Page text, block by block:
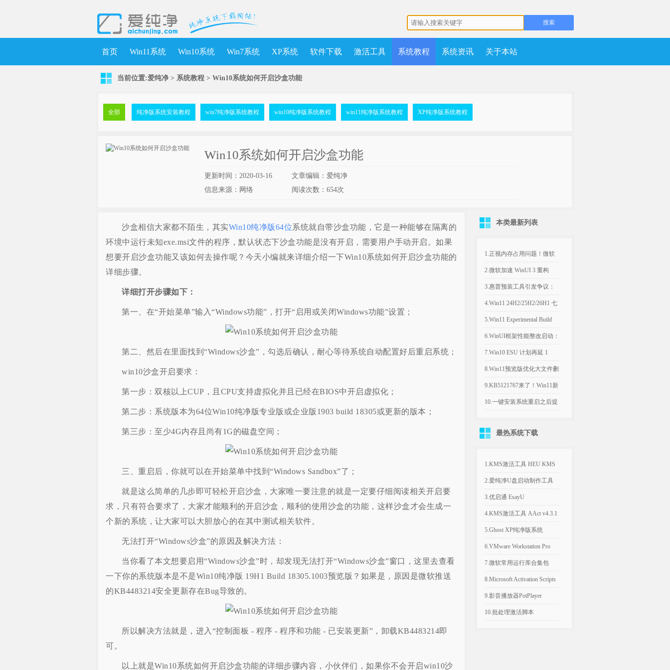
首页 Win11系统 Win10系统 Win7系统 XP系统 软件下载 激活工具 系统教程 系统资讯 关于本站
当前位置:爱纯净 > 系统教程 > Win10系统如何开启沙盒功能
全部 纯净版系统安装教程 win7纯净版系统教程 win10纯净版系统教程 win11纯净版系统教程 XP纯净版系统教程
Win10系统如何开启沙盒功能
更新时间：2020-03-16
文章编辑：爱纯净
信息来源：网络
阅读次数： 654次
沙盒相信大家都不陌生，其实Win10纯净版64位系统就自带沙盒功能，它是一种能够在隔离的
环境中运行未知exe.msi文件的程序，默认状态下沙盒功能是没有开启，需要用户手动开启。如果
想要开启沙盒功能又该如何去操作呢？今天小编就来详细介绍一下Win10系统如何开启沙盒功能的
详细步骤。
详细打开步骤如下：
第一、在“开始菜单”输入“Windows功能”，打开“启用或关闭Windows功能”设置；
第二、然后在里面找到“Windows沙盒”，勾选后确认，耐心等待系统自动配置好后重启系统；
win10沙盒开启要求：
第一步：双核以上CUP，且CPU支持虚拟化并且已经在BIOS中开启虚拟化；
第二步：系统版本为64位Win10纯净版专业版或企业版1903 build 18305或更新的版本；
第三步：至少4G内存且尚有1G的磁盘空间；
三、重启后，你就可以在开始菜单中找到“Windows Sandbox”了；
就是这么简单的几步即可轻松开启沙盒，大家唯一要注意的就是一定要仔细阅读相关开启要
求，只有符合要求了，大家才能顺利的开启沙盒，顺利的使用沙盒的功能，这样沙盒才会生成一
个新的系统，让大家可以大胆放心的在其中测试相关软件。
无法打开“Windows沙盒”的原因及解决方法：
当你看了本文想要启用“Windows沙盒”时，却发现无法打开“Windows沙盒”窗口，这里去查看
一下你的系统版本是不是Win10纯净版 19H1 Build 18305.1003预览版？如果是，原因是微软推送
的KB4483214安全更新存在Bug导致的。
所以解决方法就是，进入“控制面板 - 程序 - 程序和功能 - 已安装更新”，卸载KB4483214即
可。
以上就是Win10系统如何开启沙盒功能的详细步骤内容，小伙伴们，如果你不会开启win10沙
本类最新列表
1.正视内存占用问题！微软
计划年底优化Win11，改善
8GB设备运行体验
2.微软加速 WinUI 3 重构
Win11，深色属性界面仅是
开端
3.惠普预装工具引发争议：
Win11电脑反复推送弹窗，
引导设置Bing为默认搜索引
擎
4.Win11 24H2/25H2/26H1 七
月可选更新：文件管理器优
化文件大小单位
5.Win11 Experimental Build
29634.1000：新增语音访问
人声隔离
6.WinUI框架性能整改启动：
微软承认Win11内置应用内
存过高，底层优化前置
7.Win10 ESU 计划再延 1
年，支持期限至 2027年 10月
8.Win11预览版优化大文件删
除流程，告别“正在计算”弹
窗
9.KB5121767来了！Win11新
补丁修复部分戴尔电脑意外
10.一键安装系统重启之后提
最热系统下载
1.KMS激活工具 HEU KMS
Activator v64.0.0
2.爱纯净U盘启动制作工具
v2025.1003
3.优启通 EsayU
v3.7.2025.0326 无广告纯净版
4.KMS激活工具 AAct v4.3.1
汉化便携版
5.Ghost XP纯净版系统
2020.06 经典稳定版
6.VMware Workstation Pro
26H1 v26.0.1810 附永久激活
密钥
7.微软常用运行库合集包
v2026.06.07 可自选更新
8.Microsoft Activation Scripts
AIO v3.12 KMS激活脚本
9.影音播放器PotPlayer
v1.7.23021.0 去广告版
10.批处理激活脚本